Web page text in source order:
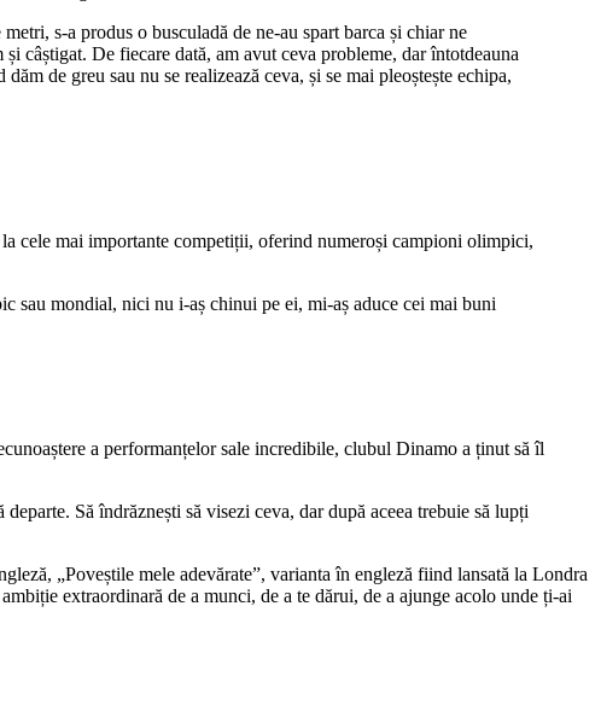
s-a produs o busculadă de ne-au spart barca și chiar ne
câștigat. De fiecare dată, am avut ceva probleme, dar întotdeauna
de greu sau nu se realizează ceva, și se mai pleoștește echipa,
cele mai importante competiții, oferind numeroși campioni olimpici,
sau mondial, nici nu i-aș chinui pe ei, mi-aș aduce cei mai buni
a performanțelor sale incredibile, clubul Dinamo a ținut să îl
Să îndrăznești să visezi ceva, dar după aceea trebuie să lupți
„Poveștile mele adevărate”, varianta în engleză fiind lansată la Londra
extraordinară de a munci, de a te dărui, de a ajunge acolo unde ți-ai